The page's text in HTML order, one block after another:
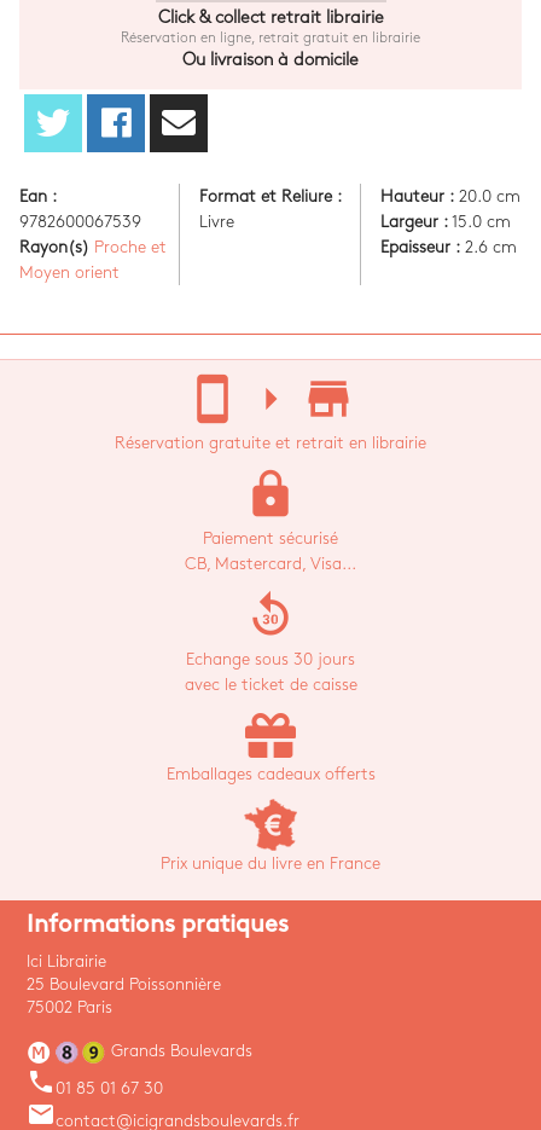
Click & collect retrait librairie
Réservation en ligne, retrait gratuit en librairie
Ou livraison à domicile
Ean :
9782600067539
Rayon(s) Proche et
Moyen orient
Format et Reliure :
Livre
Hauteur :20.0 cm
Largeur :15.0 cm
Epaisseur :2.6 cm
stay_current_portrait arrow_right store_mall_directory
Réservation gratuite et retrait en librairie
lock
Paiement sécurisé
CB, Mastercard, Visa...
replay_30
Echange sous 30 jours
avec le ticket de caisse
Emballages cadeaux offerts
Prix unique du livre en France
Informations pratiques
Ici Librairie
25 Boulevard Poissonnière
75002 Paris
Grands Boulevards
phone 01 85 01 67 30
emailcontact@icigrandsboulevards.fr